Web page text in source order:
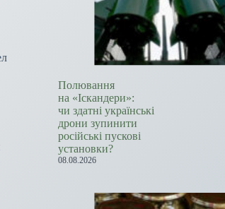
Полювання
на «Іскандери»:
чи здатні українські
дрони зупинити
російські пускові
установки?
08.08.2026